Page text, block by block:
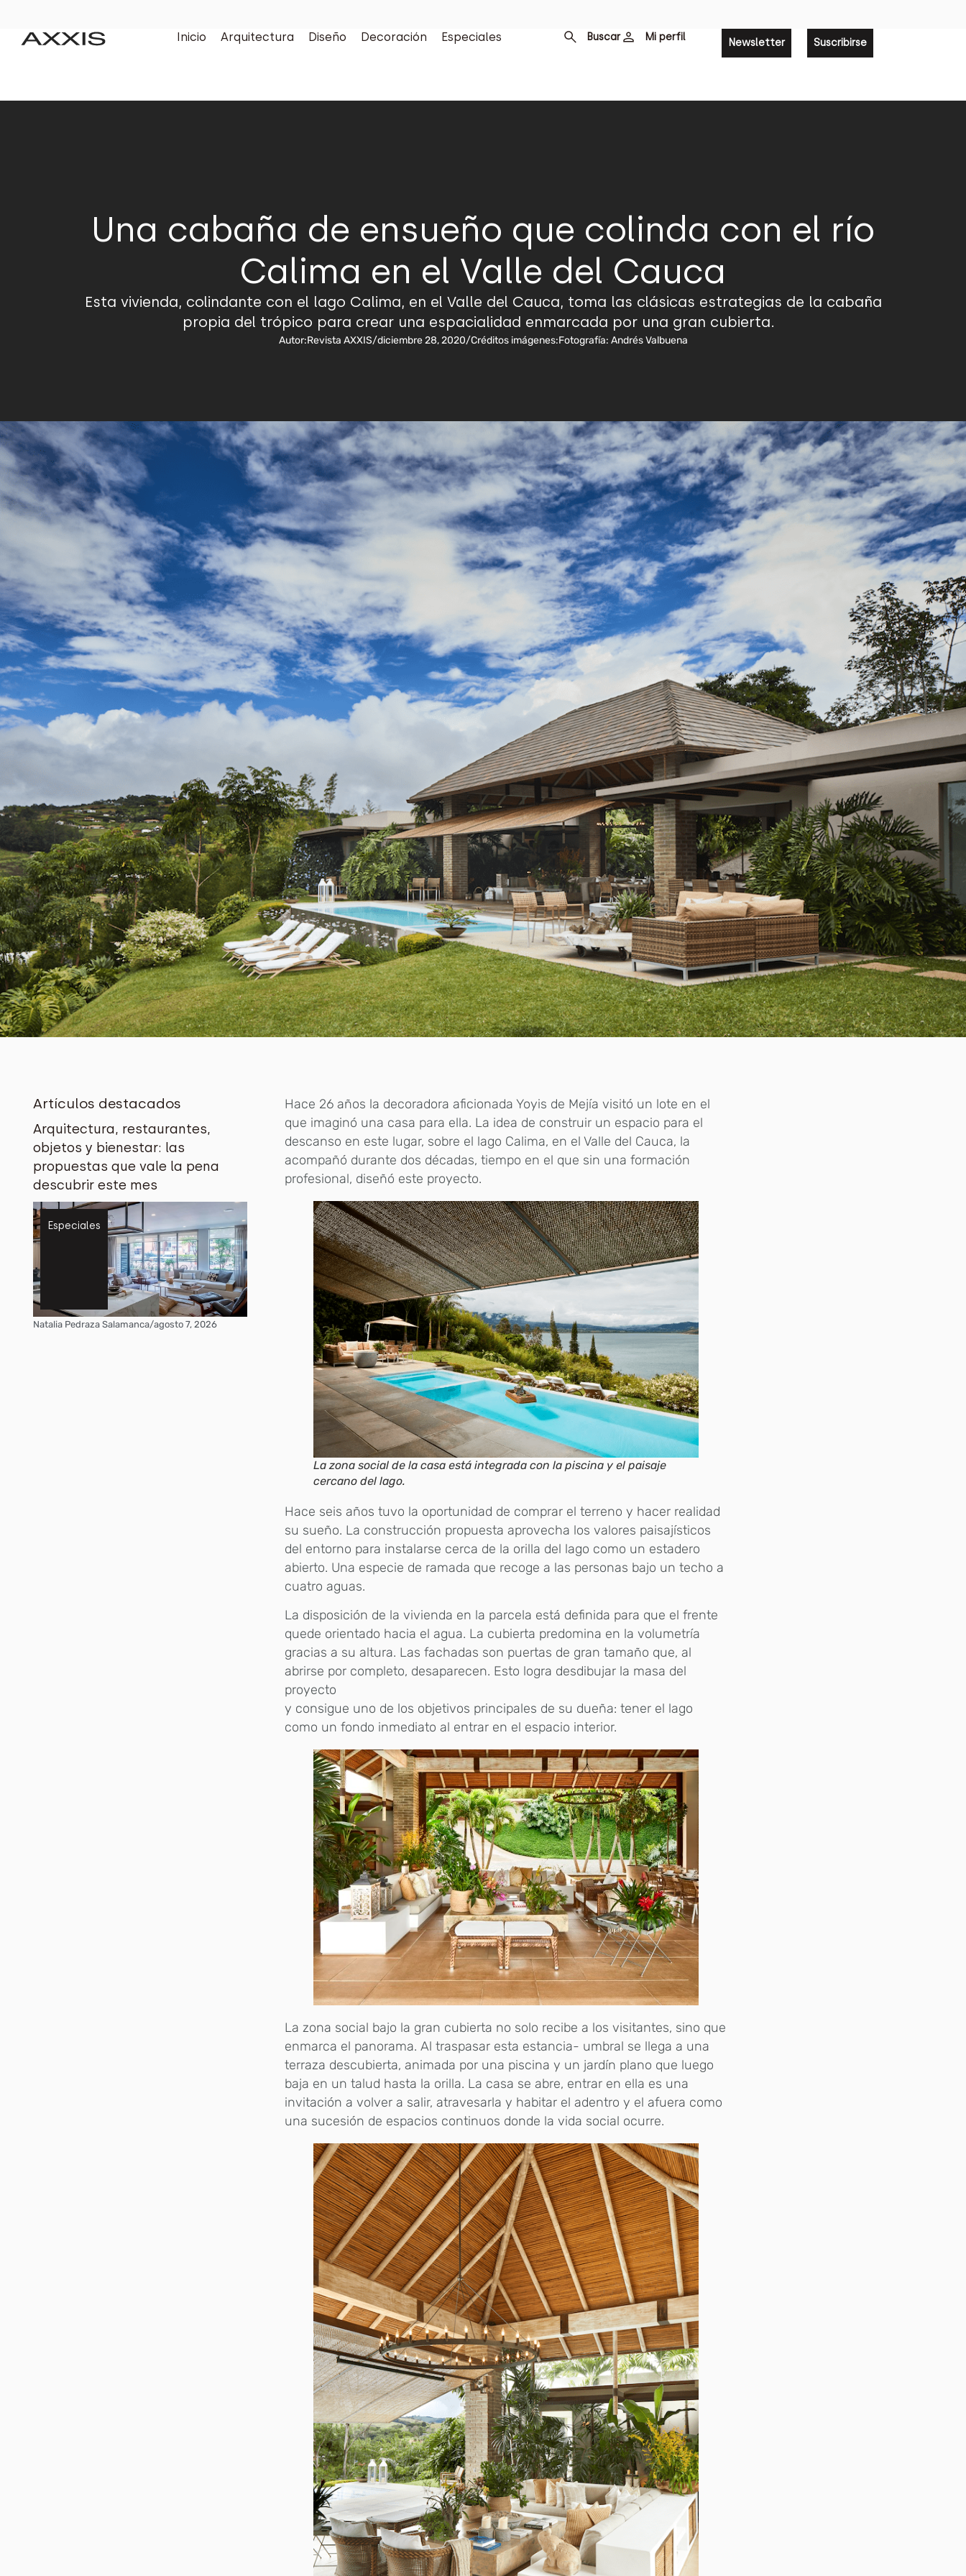
Inicio Arquitectura Diseño Decoración Especiales Buscar Mi perfil Newsletter Suscribirse
Una cabaña de ensueño que colinda con el río
Calima en el Valle del Cauca
Esta vivienda, colindante con el lago Calima, en el Valle del Cauca, toma las clásicas estrategias de la cabaña
propia del trópico para crear una espacialidad enmarcada por una gran cubierta.
Autor:Revista AXXIS/diciembre 28, 2020/Créditos imágenes:Fotografía: Andrés Valbuena
Artículos destacados
Arquitectura, restaurantes,
objetos y bienestar: las
propuestas que vale la pena
descubrir este mes
Especiales
Natalia Pedraza Salamanca/agosto 7, 2026
Hace 26 años la decoradora aficionada Yoyis de Mejía visitó un lote en el
que imaginó una casa para ella. La idea de construir un espacio para el
descanso en este lugar, sobre el lago Calima, en el Valle del Cauca, la
acompañó durante dos décadas, tiempo en el que sin una formación
profesional, diseñó este proyecto.
La zona social de la casa está integrada con la piscina y el paisaje
cercano del lago.
Hace seis años tuvo la oportunidad de comprar el terreno y hacer realidad
su sueño. La construcción propuesta aprovecha los valores paisajísticos
del entorno para instalarse cerca de la orilla del lago como un estadero
abierto. Una especie de ramada que recoge a las personas bajo un techo a
cuatro aguas.
La disposición de la vivienda en la parcela está definida para que el frente
quede orientado hacia el agua. La cubierta predomina en la volumetría
gracias a su altura. Las fachadas son puertas de gran tamaño que, al
abrirse por completo, desaparecen. Esto logra desdibujar la masa del
proyecto
y consigue uno de los objetivos principales de su dueña: tener el lago
como un fondo inmediato al entrar en el espacio interior.
La zona social bajo la gran cubierta no solo recibe a los visitantes, sino que
enmarca el panorama. Al traspasar esta estancia- umbral se llega a una
terraza descubierta, animada por una piscina y un jardín plano que luego
baja en un talud hasta la orilla. La casa se abre, entrar en ella es una
invitación a volver a salir, atravesarla y habitar el adentro y el afuera como
una sucesión de espacios continuos donde la vida social ocurre.